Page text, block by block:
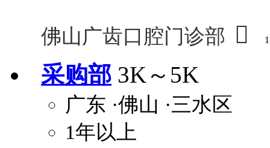
佛山广齿口腔门诊部 
采购部 3K～5K
广东 ·佛山 ·三水区
1年以上